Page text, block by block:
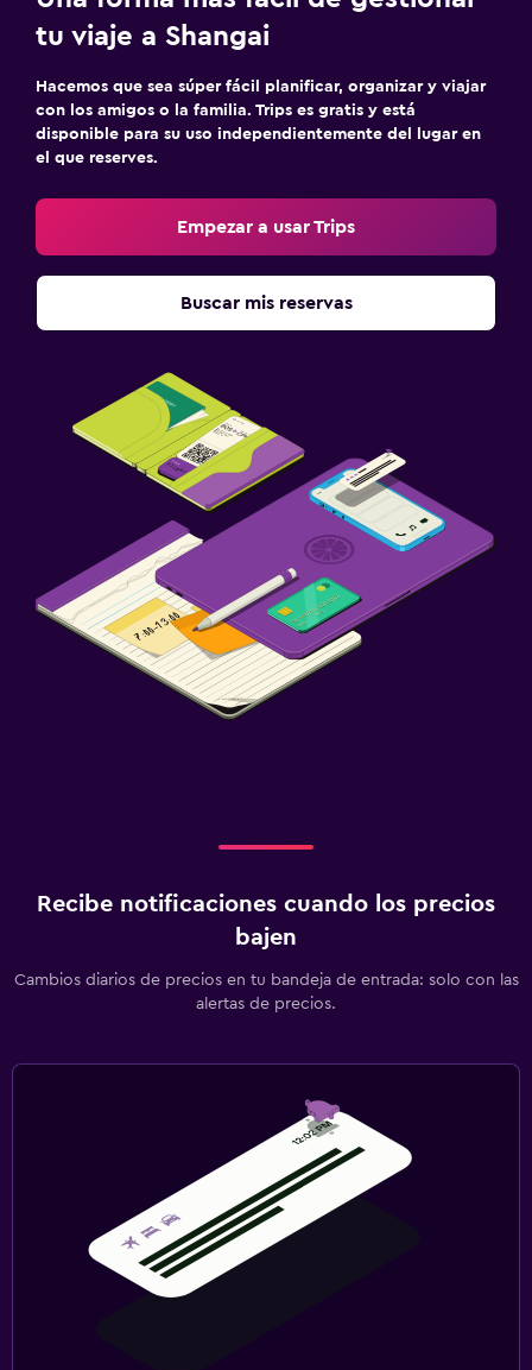
tu viaje a Shangai
Hacemos que sea súper fácil planificar, organizar y viajar
con los amigos o la familia. Trips es gratis y está
disponible para su uso independientemente del lugar en
el que reserves.
Empezar a usar Trips
Buscar mis reservas
Recibe notificaciones cuando los precios
bajen
Cambios diarios de precios en tu bandeja de entrada: solo con las
alertas de precios.